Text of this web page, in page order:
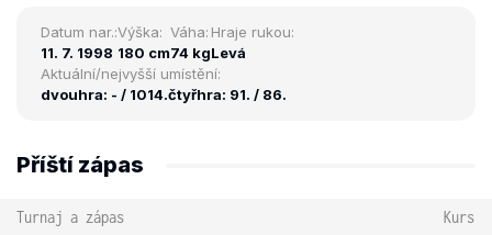
Datum nar.:
11. 7. 1998
Výška:
180 cm
Váha:
74 kg
Hraje rukou:
Levá
Aktuální/nejvyšší umístění:
dvouhra: - / 1014.čtyřhra: 91. / 86.
Příští zápas
Turnaj a zápas Kurs